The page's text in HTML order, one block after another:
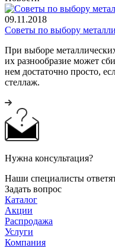
09.11.2018
Советы по выбору
При выборе
их разнообразие может
нем достаточно просто,
стеллаж.
Нужна консультация?
Наши специалисты
Задать вопрос
Каталог
Акции
Распродажа
Услуги
Компания